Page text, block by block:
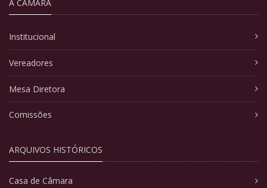
A CÂMARA
Institucional
Vereadores
Mesa Diretora
Comissões
ARQUIVOS HISTÓRICOS
Casa de Câmara